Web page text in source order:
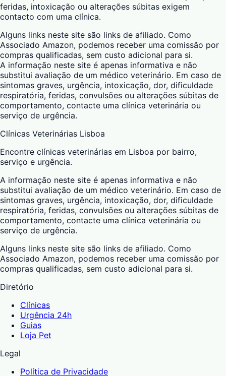
feridas, intoxicação ou alterações súbitas exigem
contacto com uma clínica.
Alguns links neste site são links de afiliado. Como
Associado Amazon, podemos receber uma comissão por
compras qualificadas, sem custo adicional para si.
A informação neste site é apenas informativa e não
substitui avaliação de um médico veterinário. Em caso de
sintomas graves, urgência, intoxicação, dor, dificuldade
respiratória, feridas, convulsões ou alterações súbitas de
comportamento, contacte uma clínica veterinária ou
serviço de urgência.
Clínicas Veterinárias Lisboa
Encontre clínicas veterinárias em Lisboa por bairro,
serviço e urgência.
A informação neste site é apenas informativa e não
substitui avaliação de um médico veterinário. Em caso de
sintomas graves, urgência, intoxicação, dor, dificuldade
respiratória, feridas, convulsões ou alterações súbitas de
comportamento, contacte uma clínica veterinária ou
serviço de urgência.
Alguns links neste site são links de afiliado. Como
Associado Amazon, podemos receber uma comissão por
compras qualificadas, sem custo adicional para si.
Diretório
Clínicas
Urgência 24h
Guias
Loja Pet
Legal
Política de Privacidade